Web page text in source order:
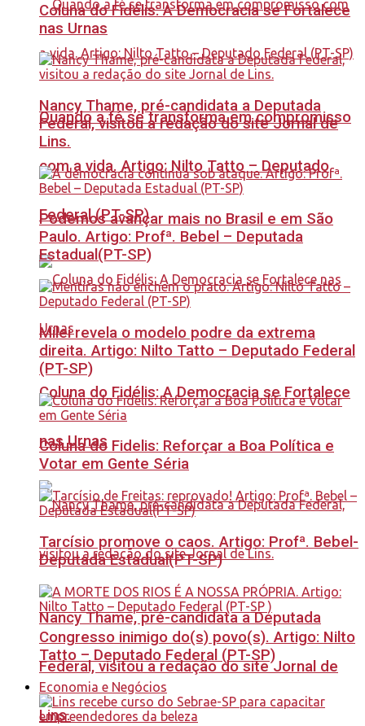
Quando a fé se transforma em compromisso
com a vida. Artigo: Nilto Tatto – Deputado
Federal (PT-SP)
Coluna do Fidélis: A Democracia se Fortalece
nas Urnas
Nancy Thame, pré-candidata a Deputada
Federal, visitou a redação do site Jornal de
Lins.
Coluna do Fidélis: A Democracia se Fortalece
nas Urnas
Nancy Thame, pré-candidata a Deputada
Federal, visitou a redação do site Jornal de
Lins.
Podemos avançar mais no Brasil e em São
Paulo. Artigo: Profª. Bebel – Deputada
Estadual(PT-SP)
Milei revela o modelo podre da extrema
direita. Artigo: Nilto Tatto – Deputado Federal
(PT-SP)
Coluna do Fidelis: Reforçar a Boa Política e
Votar em Gente Séria
Tarcísio promove o caos. Artigo: Profª. Bebel-
Deputada Estadual(PT-SP)
Congresso inimigo do(s) povo(s). Artigo: Nilto
Tatto – Deputado Federal (PT-SP)
Economia e Negócios